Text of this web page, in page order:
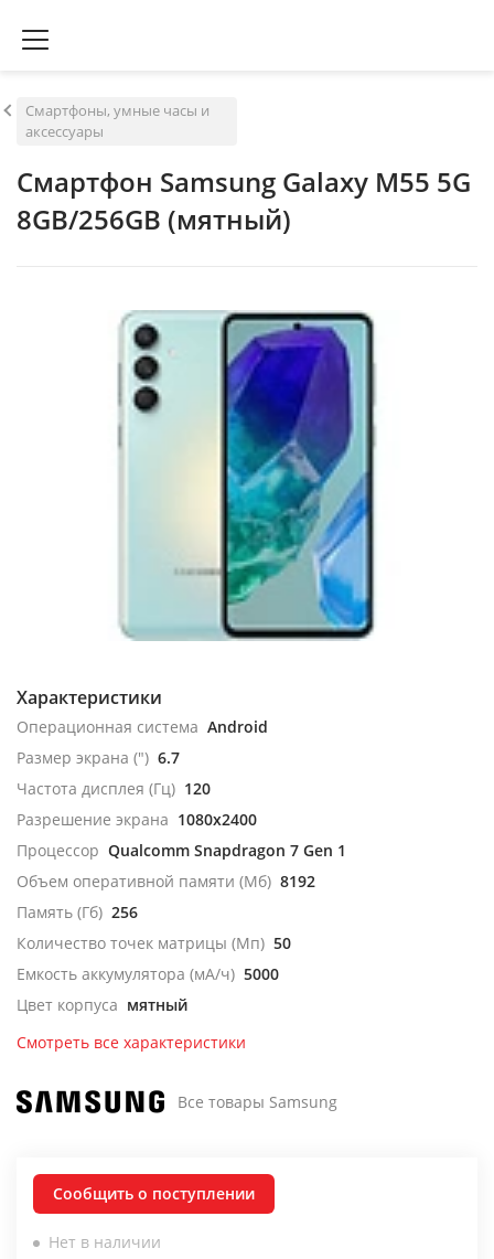
Смартфоны, умные часы и
аксессуары
Смартфон Samsung Galaxy M55 5G
8GB/256GB (мятный)
Характеристики
Операционная система Android
Размер экрана (") 6.7
Частота дисплея (Гц) 120
Разрешение экрана 1080x2400
Процессор Qualcomm Snapdragon 7 Gen 1
Объем оперативной памяти (Мб) 8192
Память (Гб) 256
Количество точек матрицы (Мп) 50
Емкость аккумулятора (мА/ч) 5000
Цвет корпуса мятный
Смотреть все характеристики
Все товары Samsung
Сообщить о поступлении
Нет в наличии